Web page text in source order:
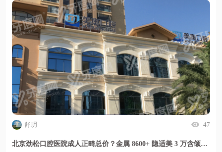
舒玥 47
北京劲松口腔医院成人正畸总价？金属 8600+ 隐适美 3 万含颌面修复开销更省心